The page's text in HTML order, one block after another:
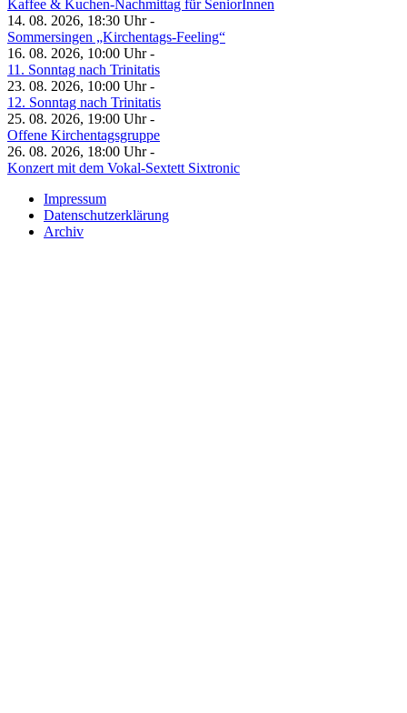
Kaffee & Kuchen-Nachmittag für SeniorInnen
14. 08. 2026, 18:30 Uhr -
Sommersingen „Kirchentags-Feeling“
16. 08. 2026, 10:00 Uhr -
11. Sonntag nach Trinitatis
23. 08. 2026, 10:00 Uhr -
12. Sonntag nach Trinitatis
25. 08. 2026, 19:00 Uhr -
Offene Kirchentagsgruppe
26. 08. 2026, 18:00 Uhr -
Konzert mit dem Vokal-Sextett Sixtronic
Impressum
Datenschutzerklärung
Archiv